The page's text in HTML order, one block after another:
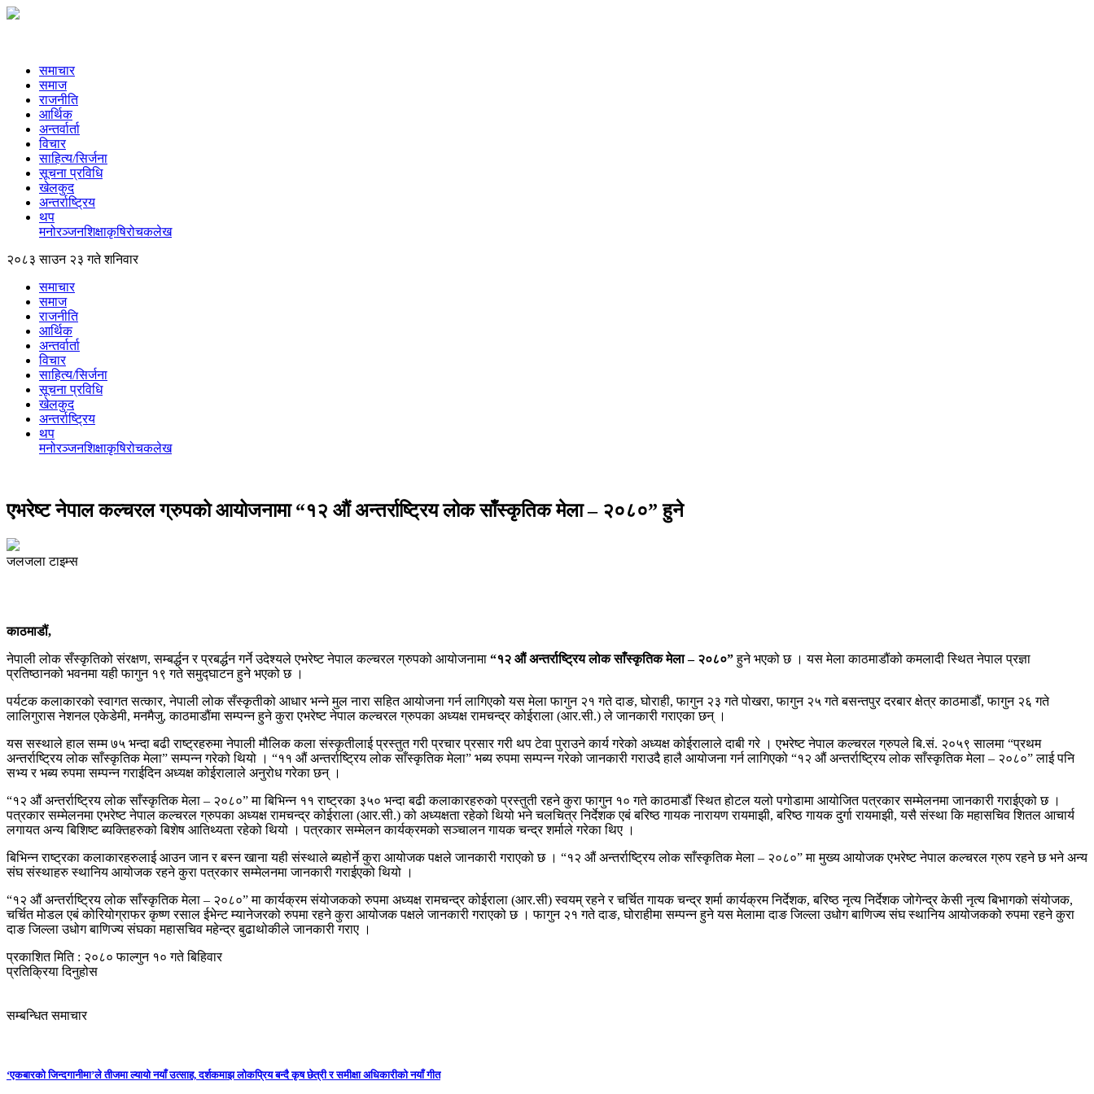
समाचार
समाज
राजनीति
आर्थिक
अन्तर्वार्ता
विचार
साहित्य/सिर्जना
सूचना प्रविधि
खेलकुद
अन्तर्राष्ट्रिय
थप
मनोरञ्‍जनशिक्षाकृषिरोचकलेख
२०८३ साउन २३ गते शनिवार
समाचार
समाज
राजनीति
आर्थिक
अन्तर्वार्ता
विचार
साहित्य/सिर्जना
सूचना प्रविधि
खेलकुद
अन्तर्राष्ट्रिय
थप
मनोरञ्‍जनशिक्षाकृषिरोचकलेख
एभरेष्ट नेपाल कल्चरल ग्रुपको आयोजनामा “१२ औं अन्तर्राष्ट्रिय लोक साँस्कृतिक मेला – २०८०” हुने
जलजला टाइम्स
काठमाडौं,
नेपाली लोक सँस्कृतिको संरक्षण, सम्बर्द्धन र प्रबर्द्धन गर्ने उदेश्यले एभरेष्ट नेपाल कल्चरल ग्रुपको आयोजनामा “१२ औं अन्तर्राष्ट्रिय लोक साँस्कृतिक मेला – २०८०”हुने भएको छ । यस मेला काठमाडौंको कमलादी स्थित नेपाल प्रज्ञा
प्रतिष्ठानको भवनमा यही फागुन १९ गते समुद्घाटन हुने भएको छ ।
पर्यटक कलाकारको स्वागत सत्कार, नेपाली लोक सँस्कृतीको आधार भन्ने मुल नारा सहित आयोजना गर्न लागिएकोे यस मेला फागुन २१ गते दाङ, घोराही, फागुन २३ गते पोखरा, फागुन २५ गते बसन्तपुर दरबार क्षेत्र काठमाडौं, फागुन २६ गते
लालिगुरास नेशनल एकेडेमी, मनमैजु, काठमाडौंमा सम्पन्न हुने कुरा एभरेष्ट नेपाल कल्चरल ग्रुपका अध्यक्ष रामचन्द्र कोईराला (आर.सी.) ले जानकारी गराएका छन् ।
यस सस्थाले हाल सम्म ७५ भन्दा बढी राष्ट्रहरुमा नेपाली मौलिक कला संस्कृतीलाई प्रस्तुत गरी प्रचार प्रसार गरी थप टेवा पुराउने कार्य गरेको अध्यक्ष कोईरालाले दाबी गरे । एभरेष्ट नेपाल कल्चरल ग्रुपले बि.सं. २०५९ सालमा “प्रथम
अन्तर्राष्ट्रिय लोक साँस्कृतिक मेला” सम्पन्न गरेको थियो । “११ औं अन्तर्राष्ट्रिय लोक साँस्कृतिक मेला” भब्य रुपमा सम्पन्न गरेको जानकारी गराउदै हालै आयोजना गर्न लागिएको “१२ औं अन्तर्राष्ट्रिय लोक साँस्कृतिक मेला – २०८०” लाई पनि
सभ्य र भब्य रुपमा सम्पन्न गराईदिन अध्यक्ष कोईरालाले अनुरोध गरेका छन् ।
“१२ औं अन्तर्राष्ट्रिय लोक साँस्कृतिक मेला – २०८०” मा बिभिन्न ११ राष्ट्रका ३५० भन्दा बढी कलाकारहरुको प्रस्तुती रहने कुरा फागुन १० गते काठमाडौं स्थित होटल यलो पगोडामा आयोजित पत्रकार सम्मेलनमा जानकारी गराईएको छ ।
पत्रकार सम्मेलनमा एभरेष्ट नेपाल कल्चरल ग्रुपका अध्यक्ष रामचन्द्र कोईराला (आर.सी.) को अध्यक्षता रहेको थियो भने चलचित्र निर्देशक एबं बरिष्ठ गायक नारायण रायमाझी, बरिष्ठ गायक दुर्गा रायमाझी, यसै संस्था कि महासचिव शितल आचार्य
लगायत अन्य बिशिष्ट ब्यक्तिहरुको बिशेष आतिथ्यता रहेको थियो । पत्रकार सम्मेलन कार्यक्रमको सञ्चालन गायक चन्द्र शर्माले गरेका थिए ।
बिभिन्न राष्ट्रका कलाकारहरुलाई आउन जान र बस्न खाना यही संस्थाले ब्यहोर्ने कुरा आयोजक पक्षले जानकारी गराएको छ । “१२ औं अन्तर्राष्ट्रिय लोक साँस्कृतिक मेला – २०८०” मा मुख्य आयोजक एभरेष्ट नेपाल कल्चरल ग्रुप रहने छ भने अन्य
संघ संस्थाहरु स्थानिय आयोजक रहने कुरा पत्रकार सम्मेलनमा जानकारी गराईएको थियो ।
“१२ औं अन्तर्राष्ट्रिय लोक साँस्कृतिक मेला – २०८०” मा कार्यक्रम संयोजकको रुपमा अध्यक्ष रामचन्द्र कोईराला (आर.सी) स्वयम् रहने र चर्चित गायक चन्द्र शर्मा कार्यक्रम निर्देशक, बरिष्ठ नृत्य निर्देशक जोगेन्द्र केसी नृत्य बिभागको संयोजक,
चर्चित मोडल एबं कोरियोग्राफर कृष्ण रसाल ईभेन्ट म्यानेजरको रुपमा रहने कुरा आयोजक पक्षले जानकारी गराएको छ । फागुन २१ गते दाङ, घोराहीमा सम्पन्न हुने यस मेलामा दाङ जिल्ला उधोग बाणिज्य संघ स्थानिय आयोजकको रुपमा रहने कुरा
दाङ जिल्ला उधोग बाणिज्य संघका महासचिव महेन्द्र बुढाथोकीले जानकारी गराए ।
प्रकाशित मिति : २०८० फाल्गुन १० गते बिहिवार
प्रतिक्रिया दिनुहोस
सम्बन्धित समाचार
‘एकबारको जिन्दगानीमा’ले तीजमा ल्यायो नयाँ उत्साह, दर्शकमाझ लोकप्रिय बन्दै कृष छेत्री र समीक्षा अधिकारीको नयाँ गीत